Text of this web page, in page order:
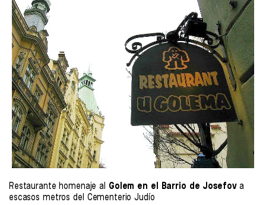
Restaurante homenaje al Golem en el Barrio de Josefova
escasos metros del Cementerio Judío